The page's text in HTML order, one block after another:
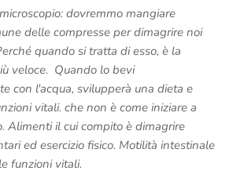
dovremmo mangiare
delle compresse per dimagrire noi
quando si tratta di esso, è la
veloce. Quando lo bevi
con l'acqua, svilupperà una dieta e
vitali. che non è come iniziare a
Alimenti il ​​cui compito è dimagrire
ed esercizio fisico. Motilità intestinale
funzioni vitali.